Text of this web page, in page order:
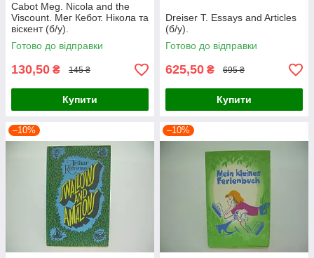
Cabot Meg. Nicola and the
Viscount. Мег Кебот. Нікола та
віскент (б/у).
Готово до відправки
130,50 ₴ 145 ₴
Купити
Dreiser T. Essays and Articles
(б/у).
Готово до відправки
625,50 ₴ 695 ₴
Купити
–10% –10%